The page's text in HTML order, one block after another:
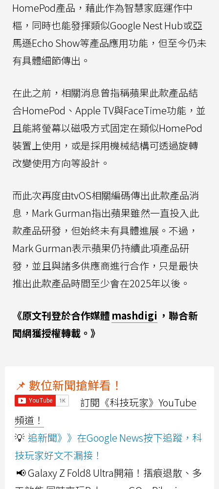
HomePod產品，藉此作為智慧家庭運作中
樞，同時也能發揮類似Google Nest Hub或亞
馬遜Echo Show等產品應用功能，但至今仍未
有具體細節傳出。
在此之前，相關消息曾指稱蘋果此款產品結
合HomePod、Apple TV與FaceTime功能，並
且能將螢幕以磁吸方式固定在類似HomePod
裝置上使用，或是採用機械結構可透過旋轉
改變使用方向等設計。
而此次再度由tvOS相關編碼傳出此款產品消
息，Mark Gurman指出蘋果雖然一直投入此
款產品研發，但始終未有具體進展。不過，
Mark Gurman表示蘋果仍持續此項產品研
發，並且與諸多供應商進行合作，只是最快
推出此款產品時間至少會在2025年以後。
《原文刊登於合作媒體 mashdigi ，聯合新
聞網獲授權轉載。》
📌 數位新聞搶鮮看！
訂閱《科技玩家》YouTube
頻道！
💡 追新聞》》在Google News按下追蹤，科
技玩家好文不漏接！
📢 Galaxy Z Fold8 Ultra開箱！摺痕退散、多